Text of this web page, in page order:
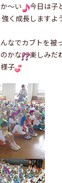
～い
今日は子
く成長しますよ
なでカブトを被
かな
楽しみだ
子